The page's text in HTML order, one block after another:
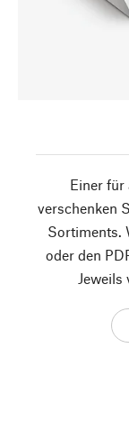
Einer für
verschenken
Sortiments.
oder den
Jeweils